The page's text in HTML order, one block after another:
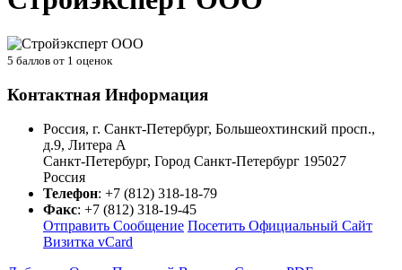
5 баллов от 1 оценок
Контактная Информация
Россия, г. Санкт-Петербург, Большеохтинский просп.,
д.9, Литера А
Санкт-Петербург, Город Санкт-Петербург 195027
Россия
Телефон: +7 (812) 318-18-79
Факс: +7 (812) 318-19-45
Отправить Сообщение Посетить Официальный Сайт
Визитка vCard